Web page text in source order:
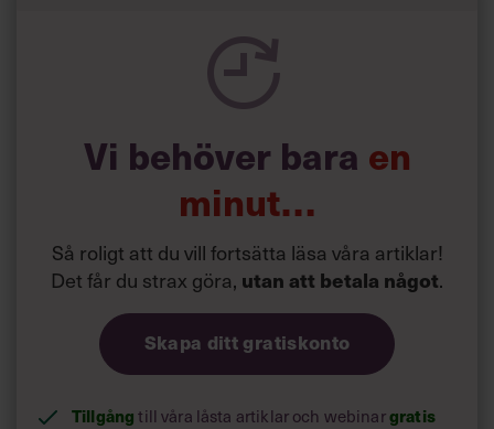
Vi behöver bara en
minut…
Så roligt att du vill fortsätta läsa våra artiklar!
Det får du strax göra, utan att betala något.
Skapa ditt gratiskonto
Tillgångtill våra låsta artiklar och webinargratis